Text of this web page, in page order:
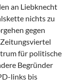
an Liebknecht
nichts zu
gegen
für politische
Begründer
links bis